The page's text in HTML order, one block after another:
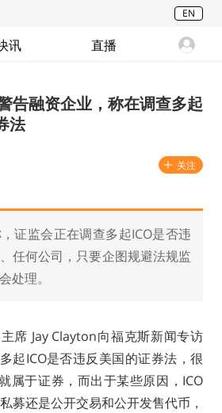
EN
讯 直播
告融资企业，称在调查多起
法
关注
证监会正在调查多起ICO是否违
任何公司，只要企图规避法规监
处理。
席 Jay Clayton向福克斯新闻专访
起ICO是否违反美国的证券法，很
属于证券，而出于某些原因，ICO
募还是公开交易和公开发售代币，